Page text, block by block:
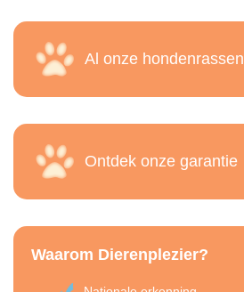
Al onze hondenrassen
Ontdek onze garantie
Waarom Dierenplezier?